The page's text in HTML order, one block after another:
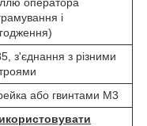
і
з'єднання з різними
або гвинтами М3